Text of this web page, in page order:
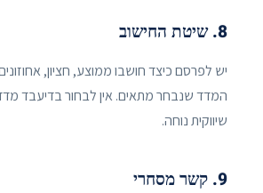
8. שיטת החישוב
יש לפרסם כיצד חושבו ממוצע, חציון,
המדד שנבחר מתאים. אין לבחור בדיעבד
שיווקית נוחה.
9. קשר מסחרי